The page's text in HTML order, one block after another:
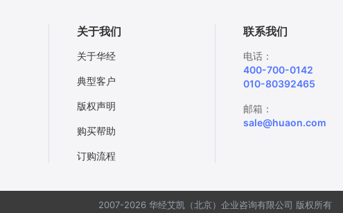
关于我们
关于华经
典型客户
版权声明
购买帮助
订购流程
联系我们
电话：
400-700-0142
010-80392465
邮箱：
sale@huaon.com
2007-2026 华经艾凯（北京）企业咨询有限公司 版权所有